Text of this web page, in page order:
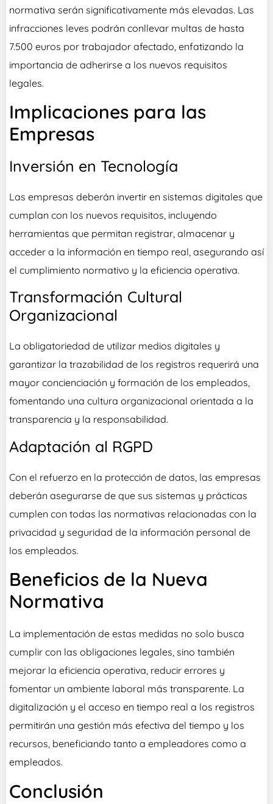
normativa serán significativamente más elevadas. Las
infracciones leves podrán conllevar multas de hasta
7.500 euros por trabajador afectado, enfatizando la
importancia de adherirse a los nuevos requisitos
legales.
Implicaciones para las
Empresas
Inversión en Tecnología
Las empresas deberán invertir en sistemas digitales que
cumplan con los nuevos requisitos, incluyendo
herramientas que permitan registrar, almacenar y
acceder a la información en tiempo real, asegurando así
el cumplimiento normativo y la eficiencia operativa.
Transformación Cultural
Organizacional
La obligatoriedad de utilizar medios digitales y
garantizar la trazabilidad de los registros requerirá una
mayor concienciación y formación de los empleados,
fomentando una cultura organizacional orientada a la
transparencia y la responsabilidad.
Adaptación al RGPD
Con el refuerzo en la protección de datos, las empresas
deberán asegurarse de que sus sistemas y prácticas
cumplen con todas las normativas relacionadas con la
privacidad y seguridad de la información personal de
los empleados.
Beneficios de la Nueva
Normativa
La implementación de estas medidas no solo busca
cumplir con las obligaciones legales, sino también
mejorar la eficiencia operativa, reducir errores y
fomentar un ambiente laboral más transparente. La
digitalización y el acceso en tiempo real a los registros
permitirán una gestión más efectiva del tiempo y los
recursos, beneficiando tanto a empleadores como a
empleados.
Conclusión